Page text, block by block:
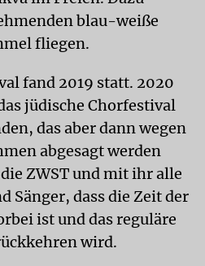
blau-weiße
fliegen.
fand 2019 statt. 2020
jüdische Chorfestival
das aber dann wegen
abgesagt werden
ZWST und mit ihr alle
Sänger, dass die Zeit der
ist und das reguläre
wird.